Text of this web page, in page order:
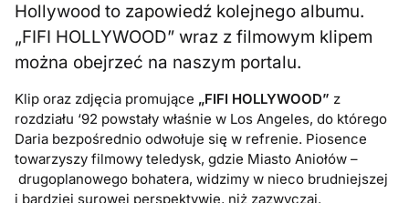
Hollywood to zapowiedź kolejnego albumu.
„FIFI HOLLYWOOD” wraz z filmowym klipem
można obejrzeć na naszym portalu.
Klip oraz zdjęcia promujące „FIFI HOLLYWOOD” z
rozdziału ‘92 powstały właśnie w Los Angeles, do którego
Daria bezpośrednio odwołuje się w refrenie. Piosence
towarzyszy filmowy teledysk, gdzie Miasto Aniołów –
drugoplanowego bohatera, widzimy w nieco brudniejszej
i bardziej surowej perspektywie, niż zazwyczaj.